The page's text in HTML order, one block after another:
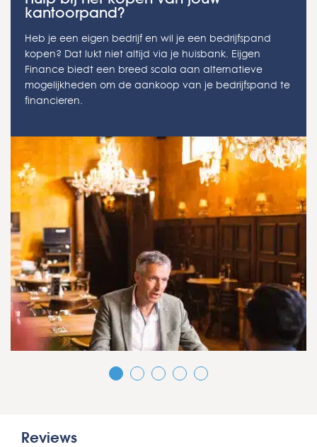
kantoorpand?
Heb je een eigen bedrijf en wil je een bedrijfspand
kopen? Dat lukt niet altijd via je huisbank. Eijgen
Finance biedt een breed scala aan alternatieve
mogelijkheden om de aankoop van je bedrijfspand te
financieren.
Reviews